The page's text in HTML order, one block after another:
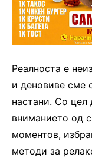
Реалноста е
и деновиве сме
настани. Со цел
вниманието од
моментов,
методи за